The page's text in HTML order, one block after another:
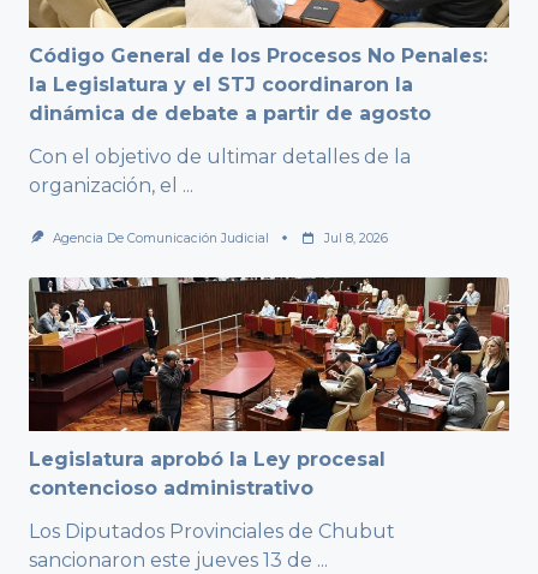
Código General de los Procesos No Penales:
la Legislatura y el STJ coordinaron la
dinámica de debate a partir de agosto
Con el objetivo de ultimar detalles de la
organización, el ...
Agencia De Comunicación Judicial Jul 8, 2026
Legislatura aprobó la Ley procesal
contencioso administrativo
Los Diputados Provinciales de Chubut
sancionaron este jueves 13 de ...